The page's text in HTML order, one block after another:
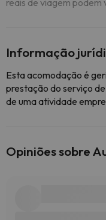
reais de viagem podem
Informação
Esta acomodação é
prestação do serviço
de uma atividade
Opiniões sobre